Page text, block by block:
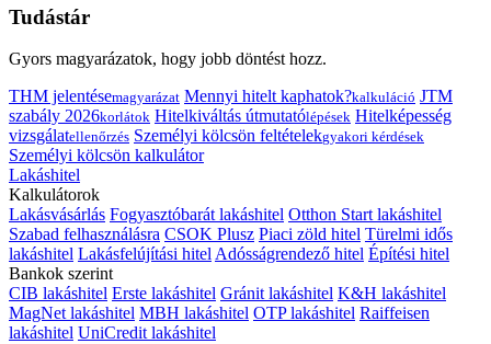
Tudástár
Gyors magyarázatok, hogy jobb döntést hozz.
THM jelentésemagyarázat Mennyi hitelt kaphatok?kalkuláció JTM
szabály 2026korlátok Hitelkiváltás útmutatólépések Hitelképesség
vizsgálatellenőrzés Személyi kölcsön feltételekgyakori kérdések
Személyi kölcsön kalkulátor
Lakáshitel
Kalkulátorok
Lakásvásárlás Fogyasztóbarát lakáshitel Otthon Start lakáshitel
Szabad felhasználásra CSOK Plusz Piaci zöld hitel Türelmi idős
lakáshitel Lakásfelújítási hitelAdósságrendező hitel Építési hitel
Bankok szerint
CIB lakáshitel Erste lakáshitel Gránit lakáshitel K&H lakáshitel
MagNet lakáshitel MBH lakáshitel OTP lakáshitel Raiffeisen
lakáshitel UniCredit lakáshitel